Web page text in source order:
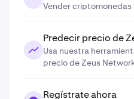
Vender
Predecir precio de
Usa nuestra
precio de Zeus
Regístrate ahora